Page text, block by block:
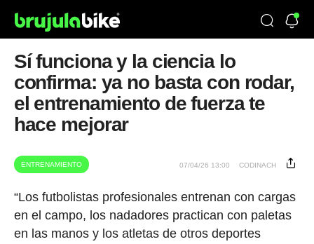
Sí funciona y la ciencia lo
confirma: ya no basta con rodar,
el entrenamiento de fuerza te
hace mejorar
ENTRENAMIENTO 07/04/26 13:00 CODINACH
“Los futbolistas profesionales entrenan con cargas
en el campo, los nadadores practican con paletas
en las manos y los atletas de otros deportes